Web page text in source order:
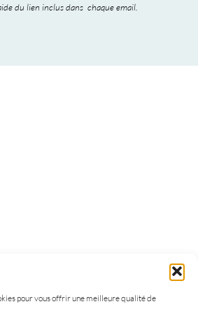
pour vous offrir une meilleure qualité de
du lien inclus dans chaque email.